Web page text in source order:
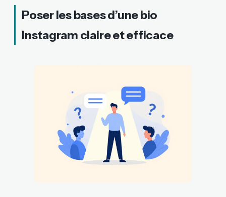
Poser les bases d’une bio
Instagram claire et efficace